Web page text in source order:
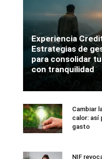
Experiencia
Estrategias de
para consolidar
con tranquilidad
Cambiar
calor: así
gasto
NIF